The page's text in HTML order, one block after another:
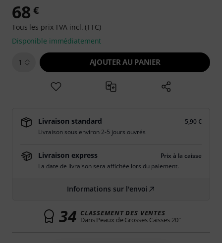
68 €
Tous les prix TVA incl. (TTC)
Disponible immédiatement
1 AJOUTER AU PANIER
Livraison standard
5,90 €
Livraison sous environ 2-5 jours ouvrés
Livraison express
Prix à la caisse
La date de livraison sera affichée lors du paiement.
Informations sur l'envoi
34 CLASSEMENT DES VENTES
Dans Peaux de Grosses Caisses 20"